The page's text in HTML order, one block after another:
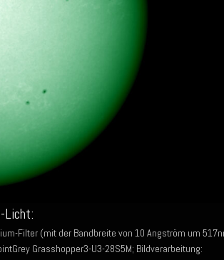
Licht:
Filter (mit der Bandbreite von 10 Angström um
Grasshopper3-U3-28S5M; Bildverarbeitung: